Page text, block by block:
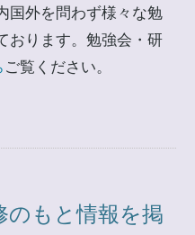
国外を問わず様々な勉
おります。勉強会・研
ご覧ください。
のもと情報を掲